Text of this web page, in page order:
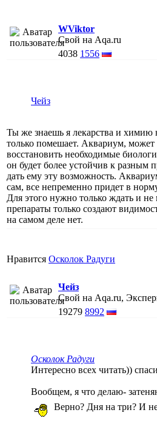
WViktor
Свой на Aqa.ru
4038 1556
Чейз
Ты же знаешь я лекарства и химию
только помешает. Аквариум,
восстановить необходимые
он будет более устойчив к разным
дать ему эту возможность.
сам, все непременно придет в
Для этого нужно только ждать и
препараты только создают
на самом деле нет.
Нравится Осколок Радуги
Чейз
Свой на Aqa.ru,
19279 8992
Осколок Радуги
Интересно всех читать))
Вообщем, я что делаю-
Верно? Дня на три? И не